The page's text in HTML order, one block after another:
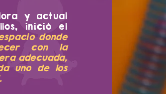
y actual
inició el
donde
con la
adecuada,
uno de los